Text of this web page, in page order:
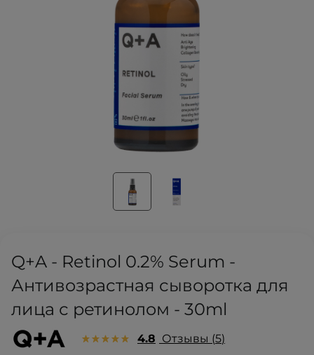
Q+A - Retinol 0.2% Serum -
Антивозрастная сыворотка для
лица с ретинолом - 30ml
4.8 Отзывы 5